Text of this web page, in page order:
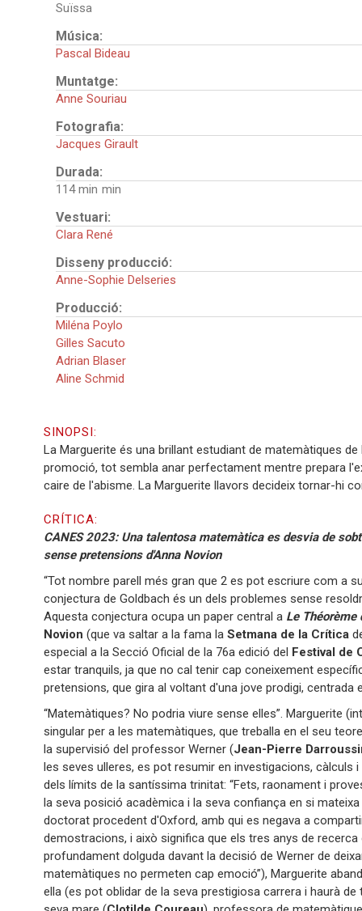
Suïssa
Música:
Pascal Bideau
Muntatge:
Anne Souriau
Fotografia:
Jacques Girault
Durada:
114 min
Vestuari:
Clara René
Disseny producció:
Anne-Sophie Delseries
Producció:
Miléna Poylo
Gilles Sacuto
Adrian Blaser
Aline Schmid
SINOPSI:
La Marguerite és una brillant estudiant de matemàtiques
promoció, tot sembla anar perfectament mentre prepara
caire de l'abisme. La Marguerite llavors decideix tornar-hi
CRÍTICA:
CANES 2023: Una talentosa matemàtica es desvia de
sense pretensions d'Anna Novion
“Tot nombre parell més gran que 2 es pot escriure com a
conjectura de Goldbach és un dels problemes sense
Aquesta conjectura ocupa un paper central a Le Théorème
Novion (que va saltar a la fama laSetmana de la Crítica
especial a la Secció Oficial de la 76a edició del Festival de
estar tranquils, ja que no cal tenir cap coneixement
pretensions, que gira al voltant d'una jove prodigi,
“Matemàtiques? No podria viure sense elles”. Marguerite
singular per a les matemàtiques, que treballa en el seu
la supervisió del professor Werner (Jean-Pierre
les seves ulleres, es pot resumir en investigacions,
dels límits de la santíssima trinitat: “Fets, raonament i
la seva posició acadèmica i la seva confiança en si
doctorat procedent d'Oxford, amb qui es negava a
demostracions, i això significa que els tres anys de
profundament dolguda davant la decisió de Werner de
matemàtiques no permeten cap emoció”), Marguerite
ella (es pot oblidar de la seva prestigiosa carrera i haurà